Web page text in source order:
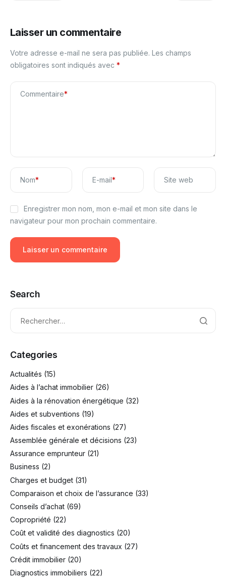
Laisser un commentaire
Votre adresse e-mail ne sera pas publiée. Les champs
obligatoires sont indiqués avec *
Commentaire*
Nom* E-mail* Site web
Enregistrer mon nom, mon e-mail et mon site dans le
navigateur pour mon prochain commentaire.
Search
Categories
Actualités (15)
Aides à l’achat immobilier (26)
Aides à la rénovation énergétique (32)
Aides et subventions (19)
Aides fiscales et exonérations (27)
Assemblée générale et décisions (23)
Assurance emprunteur (21)
Business (2)
Charges et budget (31)
Comparaison et choix de l’assurance (33)
Conseils d’achat (69)
Copropriété (22)
Coût et validité des diagnostics (20)
Coûts et financement des travaux (27)
Crédit immobilier (20)
Diagnostics immobiliers (22)